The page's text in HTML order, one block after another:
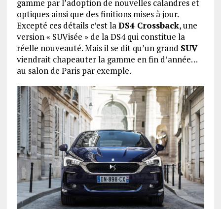
gamme par l’adoption de nouvelles calandres et
optiques ainsi que des finitions mises à jour.
Excepté ces détails c’est laDS4 Crossback, une
version « SUVisée » de la DS4 qui constitue la
réelle nouveauté. Mais il se dit qu’un grand SUV
viendrait chapeauter la gamme en fin d’année…
au salon de Paris par exemple.